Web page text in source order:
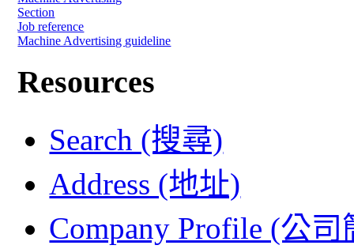
Section
Job reference
Machine Advertising guideline
Resources
Search (搜尋)
Address (地址)
Company Profile (公司